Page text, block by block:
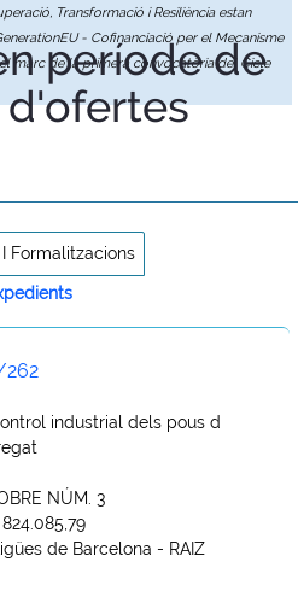
Transformació i Resiliència estan
- Cofinanciació per el Mecanisme
marc de la primera convocatòria del Cicle
període de
Formalitzacions
industrial dels pous d
NÚM. 3
de Barcelona - RAIZ